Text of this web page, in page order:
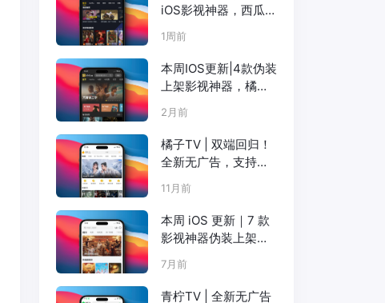
iOS影视神器，西瓜可
可TT粉猪柚子咸鱼全
上
1周前
本周IOS更新|4款伪装
上架影视神器，橘子
松子电影天堂可可
2月前
橘子TV | 双端回归！
全新无广告，支持
Netflix、短剧、韩剧
等（ iOS+Android）
11月前
本周 iOS 更新｜7 款
影视神器伪装上架，
院线大片 / 短剧 / 海
外资源全覆盖
7月前
青柠TV | 全新无广告